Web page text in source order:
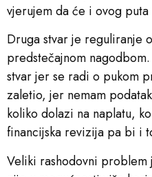
vjerujem da će i ovog
Druga stvar je reguliranje
predstečajnom
stvar jer se radi o pukom
zaletio, jer nemam
koliko dolazi na naplatu,
financijska revizija pa bi i
Veliki rashodovni problem